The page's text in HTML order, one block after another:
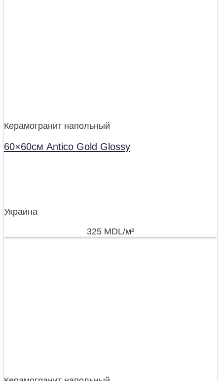
Керамогранит напольный
60×60см Antico Gold Glossy
Украина
325 MDL/м²